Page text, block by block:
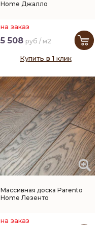
Home Джалло
на заказ
5 508 руб / м2
Купить в 1 клик
Массивная доска Parento
Home Лезенто
на заказ